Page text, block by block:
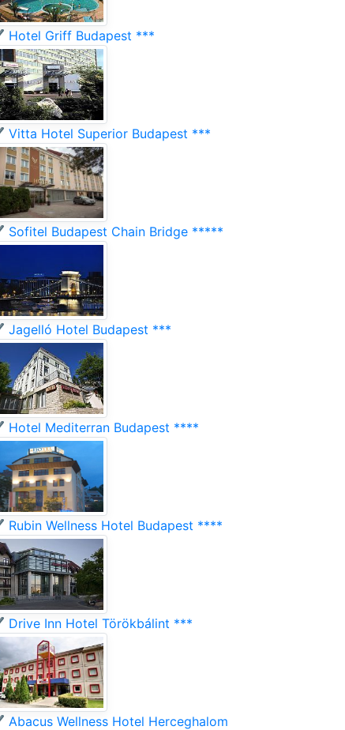
Griff Budapest ***
Hotel Superior Budapest ***
Budapest Chain Bridge *****
Hotel Budapest ***
Mediterran Budapest ****
Wellness Hotel Budapest ****
Inn Hotel Törökbálint ***
Wellness Hotel Herceghalom